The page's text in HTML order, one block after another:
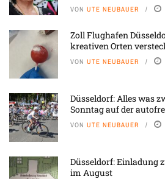
VON UTE NEUBAUER
Zoll Flughafen
kreativen Orten
VON UTE NEUBAUER
Düsseldorf: Alles was
Sonntag auf der
VON UTE NEUBAUER
Düsseldorf: Einladung
im August